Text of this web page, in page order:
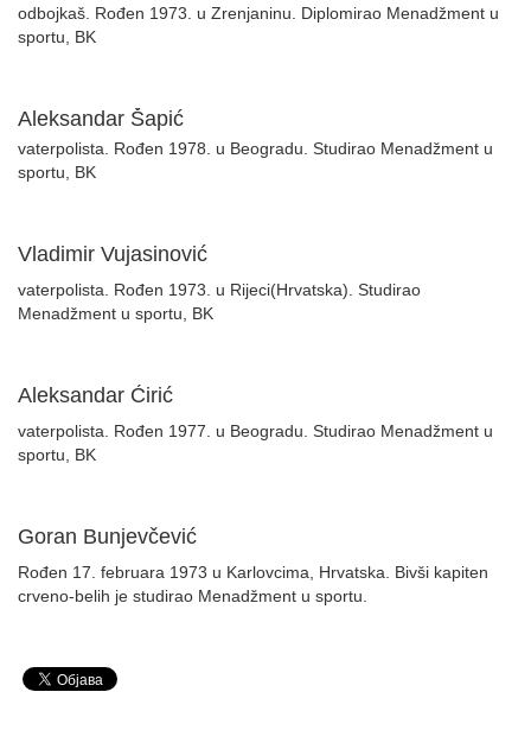
odbojkaš. Rođen 1973. u Zrenjaninu. Diplomirao Menadžment u
sportu, BK
Aleksandar Šapić
vaterpolista. Rođen 1978. u Beogradu. Studirao Menadžment u
sportu, BK
Vladimir Vujasinović
vaterpolista. Rođen 1973. u Rijeci(Hrvatska). Studirao
Menadžment u sportu, BK
Aleksandar Ćirić
vaterpolista. Rođen 1977. u Beogradu. Studirao Menadžment u
sportu, BK
Goran Bunjevčević
Rođen 17. februara 1973 u Karlovcima, Hrvatska. Bivši kapiten
crveno-belih je studirao Menadžment u sportu.